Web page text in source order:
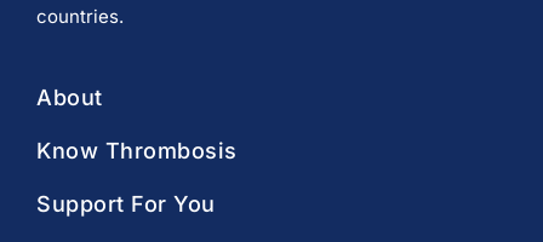
countries.
About
Know Thrombosis
Support For You